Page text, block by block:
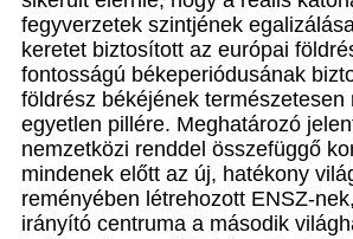
fegyverzetek szintjének
keretet biztosított az európai
fontosságú békeperiódusának
földrész békéjének természetesen
egyetlen pillére. Meghatározó
nemzetközi renddel összefüggő
mindenek előtt az új, hatékony
reményében létrehozott ENSZ-
irányító centruma a második